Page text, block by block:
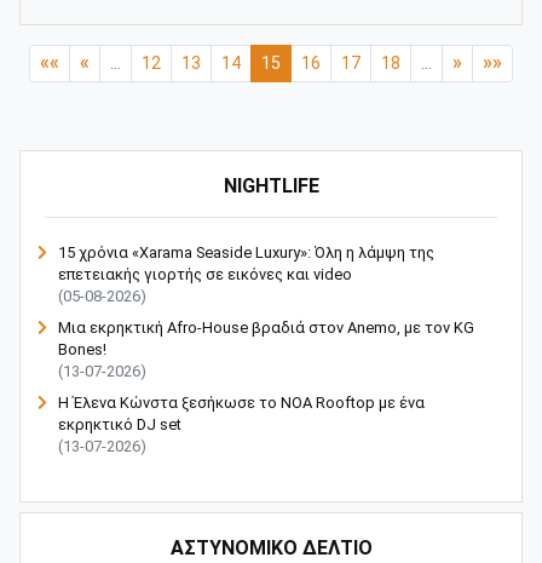
NIGHTLIFE
15 χρόνια «Xarama Seaside Luxury»: Όλη η λάμψη της
επετειακής γιορτής σε εικόνες και video
(05-08-2026)
Μια εκρηκτική Afro-House βραδιά στον Anemo, με τον KG
Bones!
(13-07-2026)
Η Έλενα Κώνστα ξεσήκωσε το NOA Rooftop με ένα
εκρηκτικό DJ set
(13-07-2026)
ΑΣΤΥΝΟΜΙΚΟ ΔΕΛΤΙΟ
«« « 12 13 14 15 16 17 18 » »»